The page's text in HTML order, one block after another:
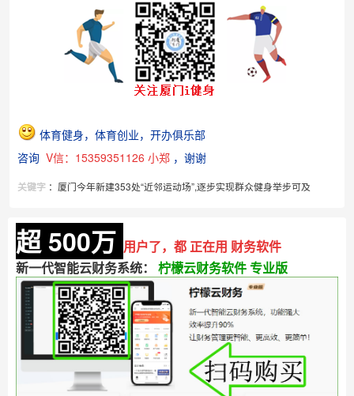
体育健身，体育创业，开办俱乐部
咨询 V信：15359351126 小郑 ，谢谢
关键字 ：厦门今年新建353处“近邻运动场”,逐步实现群众健身举步可及
超 500万 用户了，都 正在用 财务软件
新一代智能云财务系统： 柠檬云财务软件 专业版